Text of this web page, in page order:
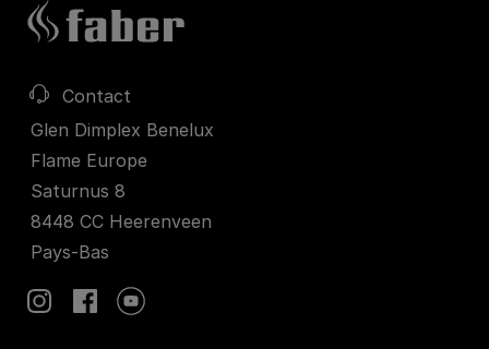
Contact
Glen Dimplex Benelux
Flame Europe
Saturnus 8
8448 CC Heerenveen
Pays-Bas